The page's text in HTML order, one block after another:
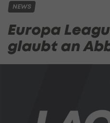
NEWS
Europa
glaubt an